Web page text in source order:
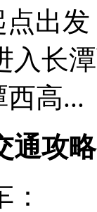
出
入长
西高...
通攻略
：